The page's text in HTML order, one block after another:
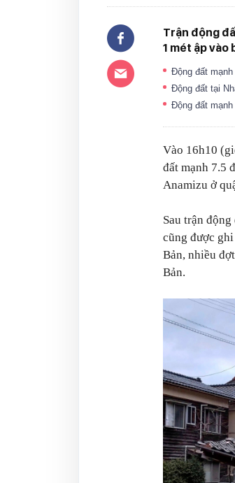
Trận động
1 mét ập vào
Động đất
Động đất tại
Động đất
Vào 16h10
đất mạnh 7.5
Anamizu ở
Sau trận
cũng được
Bản, nhiều
Bản.